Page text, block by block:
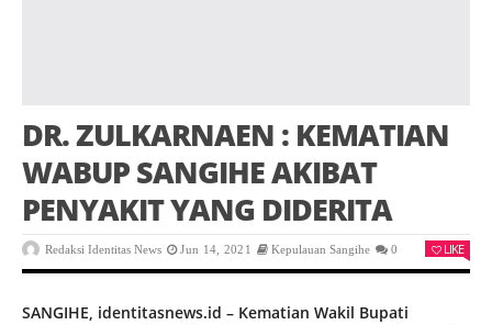
DR. ZULKARNAEN : KEMATIAN
WABUP SANGIHE AKIBAT
PENYAKIT YANG DIDERITA
Redaksi Identitas News Jun 14, 2021 Kepulauan Sangihe 0 LIKE
SANGIHE, identitasnews.id – Kematian Wakil Bupati